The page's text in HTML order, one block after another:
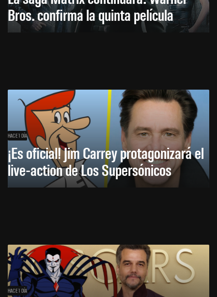
Bros. confirma la quinta película
HACE 1 DÍA
¡Es oficial! Jim Carrey protagonizará el
live-action de Los Supersónicos
HACE 1 DÍA